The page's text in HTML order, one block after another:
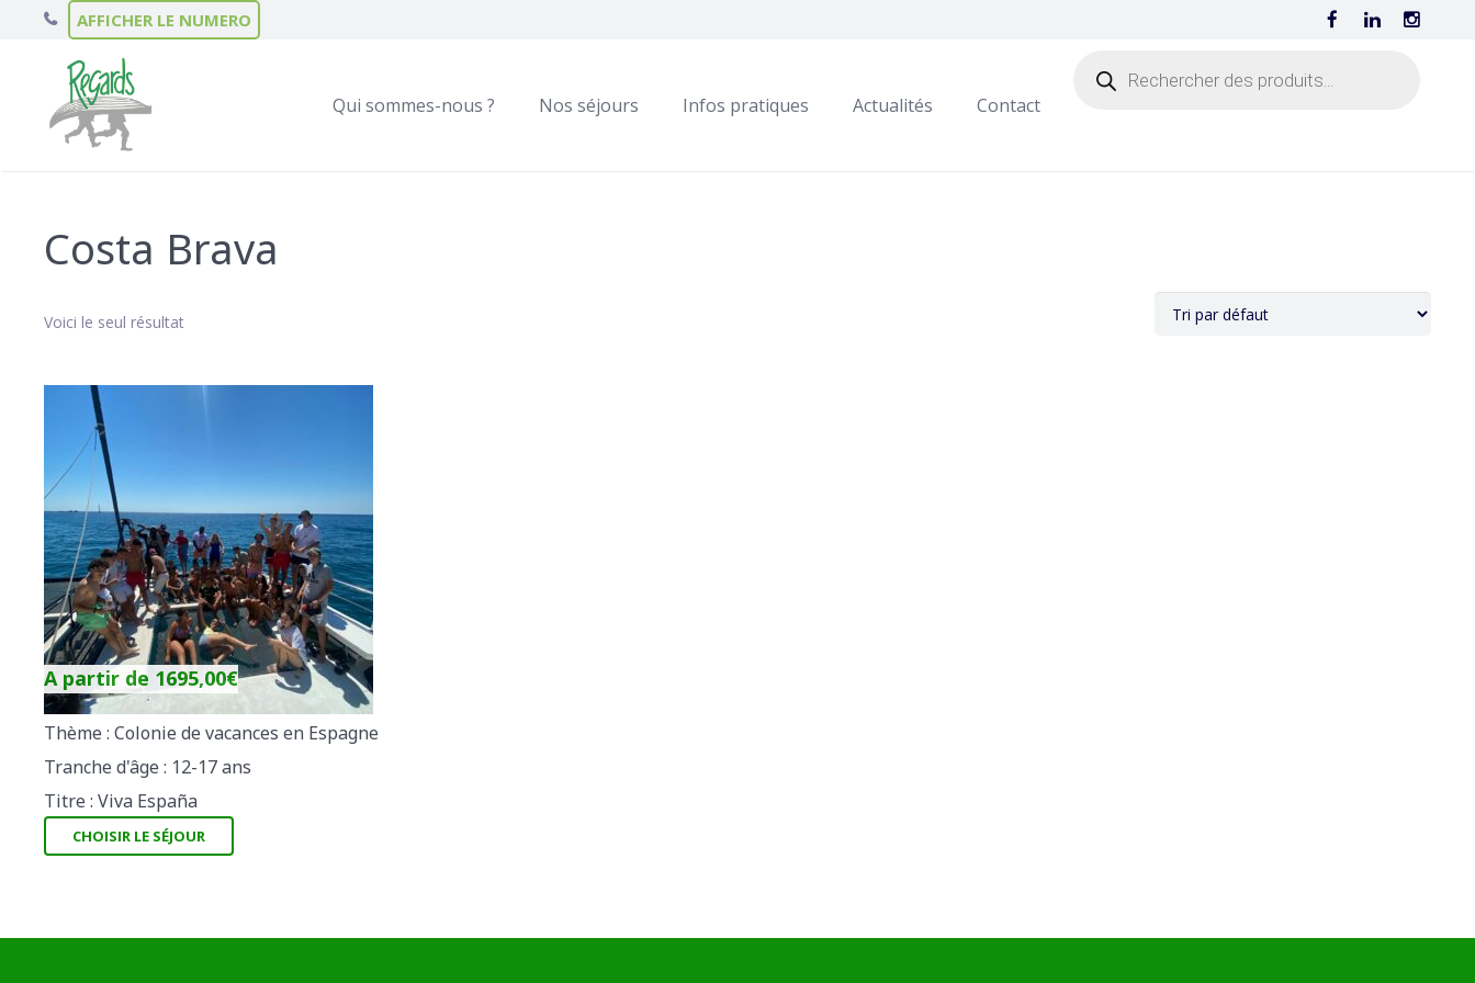
AFFICHER LE NUMERO
Qui sommes-nous ? Nos séjours Infos pratiques Actualités Contact
Costa Brava
Voici le seul résultat
A partir de 1695,00€
Thème : Colonie de vacances en Espagne
Tranche d'âge : 12-17 ans
Titre : Viva España
CHOISIR LE SÉJOUR